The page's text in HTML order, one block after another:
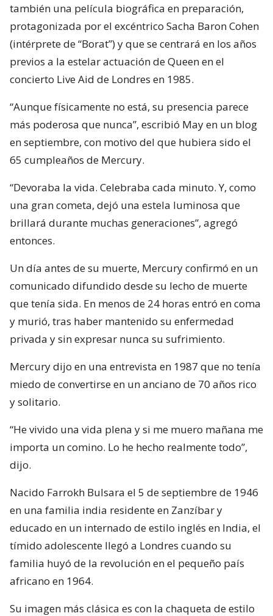
también una película biográfica en preparación,
protagonizada por el excéntrico Sacha Baron Cohen
(intérprete de “Borat”) y que se centrará en los años
previos a la estelar actuación de Queen en el
concierto Live Aid de Londres en 1985.
“Aunque físicamente no está, su presencia parece
más poderosa que nunca”, escribió May en un blog
en septiembre, con motivo del que hubiera sido el
65 cumpleaños de Mercury.
“Devoraba la vida. Celebraba cada minuto. Y, como
una gran cometa, dejó una estela luminosa que
brillará durante muchas generaciones”, agregó
entonces.
Un día antes de su muerte, Mercury confirmó en un
comunicado difundido desde su lecho de muerte
que tenía sida. En menos de 24 horas entró en coma
y murió, tras haber mantenido su enfermedad
privada y sin expresar nunca su sufrimiento.
Mercury dijo en una entrevista en 1987 que no tenía
miedo de convertirse en un anciano de 70 años rico
y solitario.
“He vivido una vida plena y si me muero mañana me
importa un comino. Lo he hecho realmente todo”,
dijo.
Nacido Farrokh Bulsara el 5 de septiembre de 1946
en una familia india residente en Zanzíbar y
educado en un internado de estilo inglés en India, el
tímido adolescente llegó a Londres cuando su
familia huyó de la revolución en el pequeño país
africano en 1964.
Su imagen más clásica es con la chaqueta de estilo